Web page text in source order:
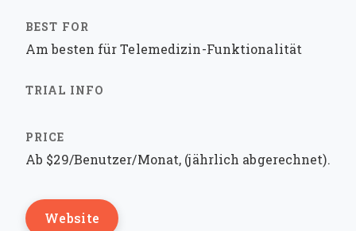
Am besten für Telemedizin-Funktionalität
Ab $29/Benutzer/Monat, (jährlich abgerechnet).
Website